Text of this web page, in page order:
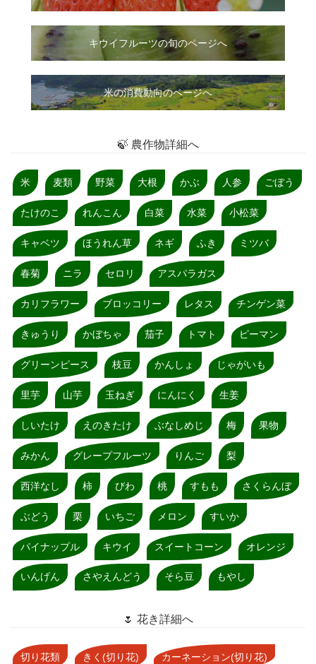
キウイフルーツの旬のページへ
米の消費動向のページへ
🍃 農作物詳細へ
米 麦類 野菜 大根 かぶ 人参 ごぼう
たけのこ れんこん 白菜 水菜 小松菜
キャベツ ほうれん草 ネギ ふき ミツバ
春菊 ニラ セロリ アスパラガス
カリフラワー ブロッコリー レタス チンゲン菜
きゅうり かぼちゃ 茄子 トマト ピーマン
グリーンピース 枝豆 かんしょ じゃがいも
里芋 山芋 玉ねぎ にんにく 生姜
しいたけ えのきたけ ぶなしめじ 梅 果物
みかん グレープフルーツ りんご 梨
西洋なし 柿 びわ 桃 すもも さくらんぼ
ぶどう 栗 いちご メロン すいか
パイナップル キウイ スイートコーン オレンジ
いんげん さやえんどう そら豆 もやし
🌷 花き詳細へ
切り花類 きく(切り花) カーネーション(切り花)